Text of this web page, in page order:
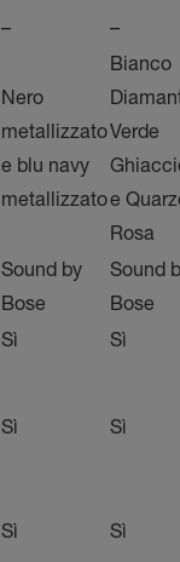
– –
Nero
metallizzato
e blu navy
metallizzato
Bianco
Verde
e
Rosa
Sound by
Bose
Sound
Bose
Sì
Sì
Sì Sì
Sì Sì